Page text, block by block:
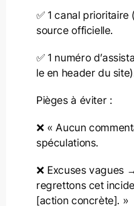
✅ 1 canal
source officielle.
✅ 1 numéro
le en header du
Pièges à éviter :
❌ « Aucun
spéculations.
❌ Excuses vagues
regrettons cet
[action concrète]. »